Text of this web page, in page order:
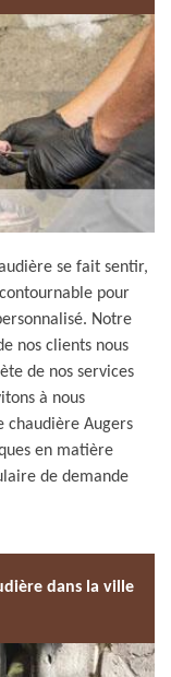
se fait sentir,
pour
Notre
nos clients nous
de nos services
à nous
chaudière Augers
en matière
de demande
dans la ville